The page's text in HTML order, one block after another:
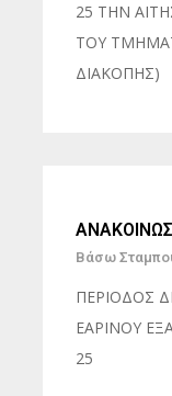
25 ΤΗΝ
ΤΟΥ
ΔΙΑΚΟΠΗΣ)
Βάσω
ΠΕΡΙΟΔΟΣ
ΕΑΡΙΝΟΥ
25